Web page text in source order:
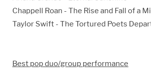
Chappell Roan - The Rise and Fall of a
Taylor Swift - The Tortured Poets
Best pop duo/group performance